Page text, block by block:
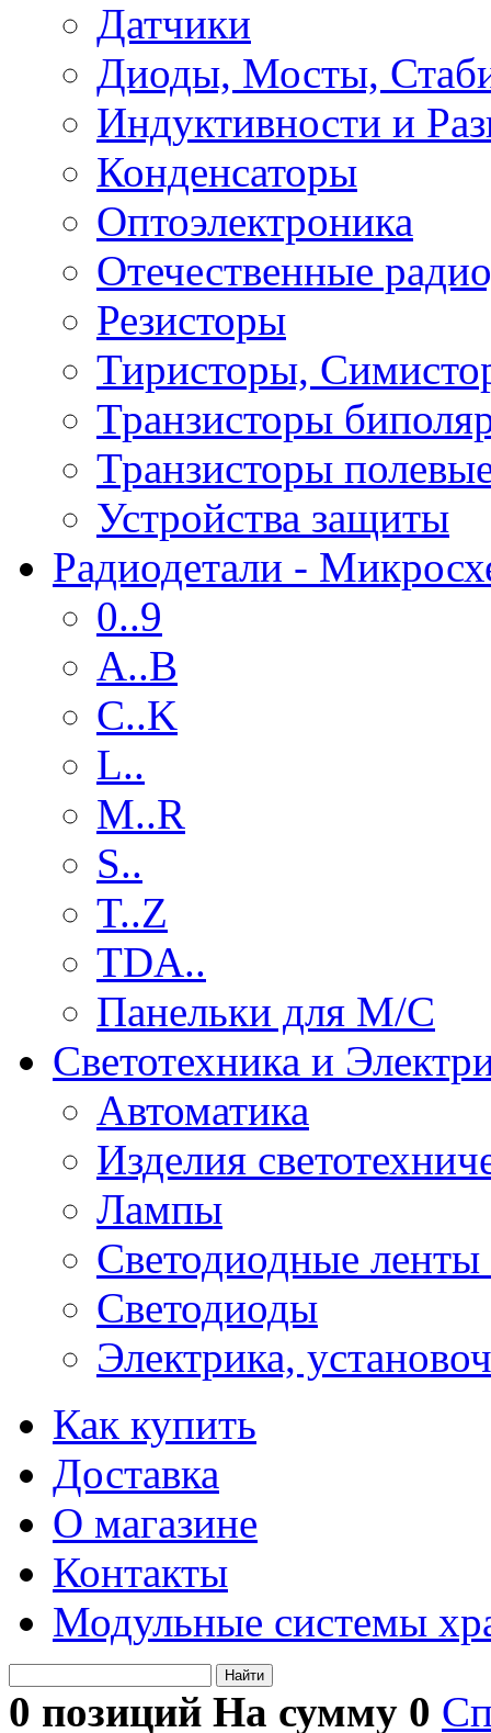
Датчики
Диоды, Мосты,
Индуктивности и
Конденсаторы
Оптоэлектроника
Отечественные
Резисторы
Тиристоры,
Транзисторы
Транзисторы
Устройства защиты
Радиодетали -
0..9
A..B
C..K
L..
M..R
S..
T..Z
TDA..
Панельки для М/С
Светотехника и
Автоматика
Изделия
Лампы
Светодиодные
Светодиоды
Электрика,
Как купить
Доставка
О магазине
Контакты
Модульные системы
Найти
0 позиций На сумму 0